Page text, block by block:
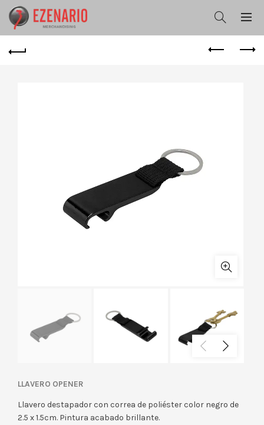
LLAVERO OPENER
Llavero destapador con correa de poliéster color negro de
2.5 x 1.5cm. Pintura acabado brillante.